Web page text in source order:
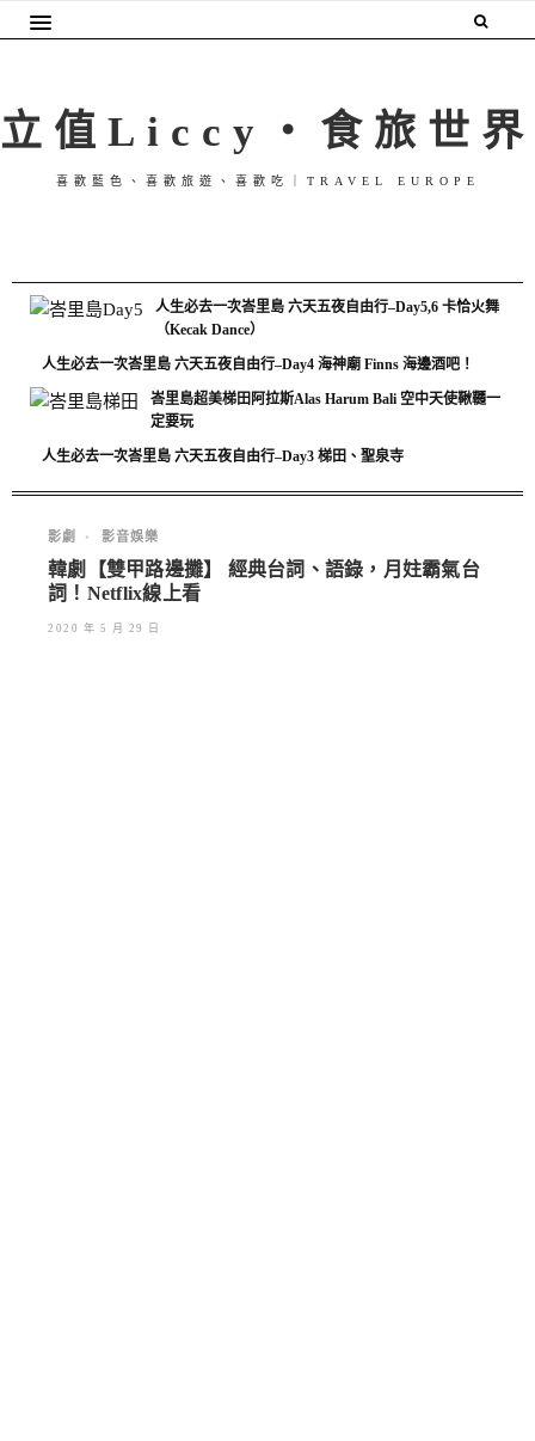
立值Liccy・食旅世界
喜歡藍色、喜歡旅遊、喜歡吃｜TRAVEL EUROPE
人生必去一次峇里島 六天五夜自由行–Day5,6 卡恰火舞
（Kecak Dance）
人生必去一次峇里島 六天五夜自由行–Day4 海神廟 Finns 海邊酒吧！
峇里島超美梯田阿拉斯Alas Harum Bali 空中天使鞦韆一
定要玩
人生必去一次峇里島 六天五夜自由行–Day3 梯田、聖泉寺
影劇 • 影音娛樂
韓劇【雙甲路邊攤】 經典台詞、語錄，月妵霸氣台
詞！Netflix線上看
2020 年 5 月 29 日